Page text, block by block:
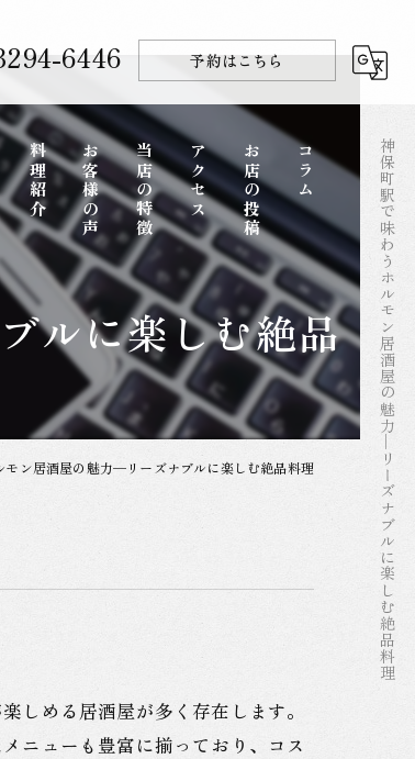
神保町駅で味わうホルモン居酒屋の魅力—リーズナブルに楽しむ絶品料理
6446 予約はこちら
料理紹介 お客様の声 当店の特徴
コース
ディナー
一品料理
アクセス お店の投稿 コラム
ルに楽しむ絶品
モン居酒屋の魅力—リーズナブルに楽しむ絶品料理
しめる居酒屋が多く存在します。
ニューも豊富に揃っており、コス